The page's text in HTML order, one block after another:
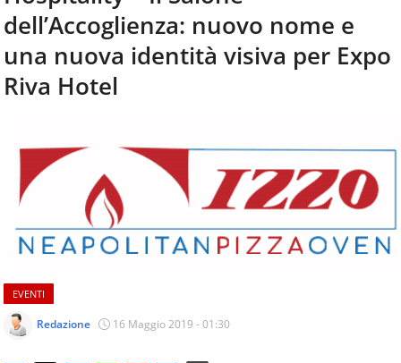
aggiornamenti
quotidiani
temi
come
&
beverage,
catering
articoli
quotidiani
mondo
dell'alimentazione,
dei
CONTATTI
dell’Accoglienza: nuovo nome e
una nuova identità visiva per Expo
Riva Hotel
EVENTI
Redazione 16 Maggio 2019 - 01:30